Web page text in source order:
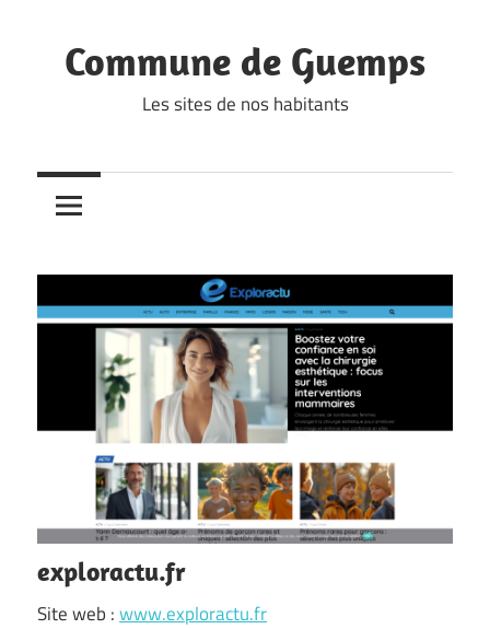
content
Commune de Guemps
Les sites de nos habitants
exploractu.fr
Site web :www.exploractu.fr